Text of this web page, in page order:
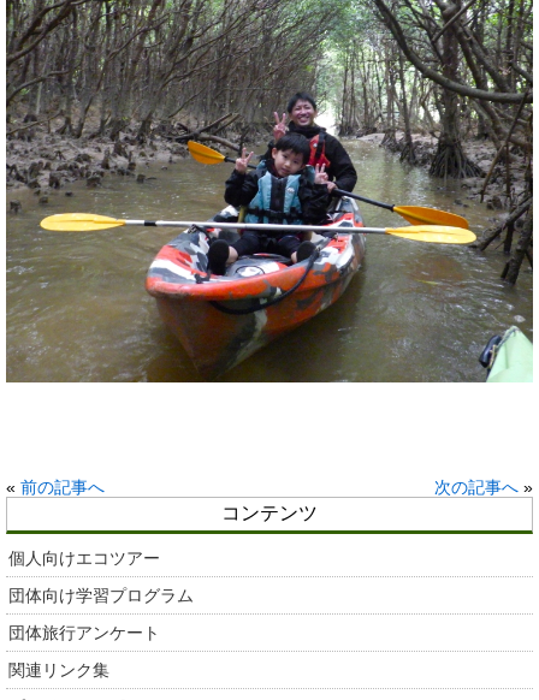
« 前の記事へ 次の記事へ »
コンテンツ
個人向けエコツアー
団体向け学習プログラム
団体旅行アンケート
関連リンク集